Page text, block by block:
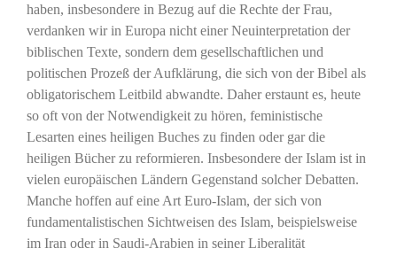
haben, insbesondere in Bezug auf die Rechte der Frau,
verdanken wir in Europa nicht einer Neuinterpretation der
biblischen Texte, sondern dem gesellschaftlichen und
politischen Prozeß der Aufklärung, die sich von der Bibel als
obligatorischem Leitbild abwandte. Daher erstaunt es, heute
so oft von der Notwendigkeit zu hören, feministische
Lesarten eines heiligen Buches zu finden oder gar die
heiligen Bücher zu reformieren. Insbesondere der Islam ist in
vielen europäischen Ländern Gegenstand solcher Debatten.
Manche hoffen auf eine Art Euro-Islam, der sich von
fundamentalistischen Sichtweisen des Islam, beispielsweise
im Iran oder in Saudi-Arabien in seiner Liberalität